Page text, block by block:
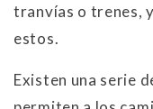
tranvías o trenes,
estos.
Existen una serie